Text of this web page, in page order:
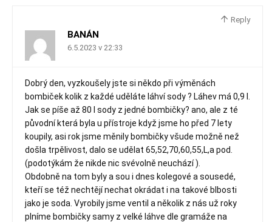
Reply
BANÁN
6.5.2023 v 22:33
Dobrý den, vyzkoušely jste si někdo při výměnách
bombiček kolik z každé uděláte láhví sody ? Láhev má 0,9 l.
Jak se píše až 80 l sody z jedné bombičky? ano, ale z té
původní která byla u přístroje když jsme ho před 7 lety
koupily, asi rok jsme měnily bombičky všude možně než
došla trpělivost, dalo se udělat 65,52,70,60,55,L,a pod.
(podotýkám že nikde nic svévolně neuchází ).
Obdobně na tom byly a sou i dnes kolegové a sousedé,
kteří se též nechtějí nechat okrádat i na takové blbosti
jako je soda. Vyrobily jsme ventil a několik z nás už roky
plníme bombičky samy z velké láhve dle gramáže na